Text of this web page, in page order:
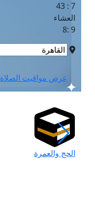
7 : 43
العشاء
9 :8
عرض مواقيت الصلاة
الحج والعمرة